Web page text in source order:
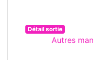
Détail sortie
Autres